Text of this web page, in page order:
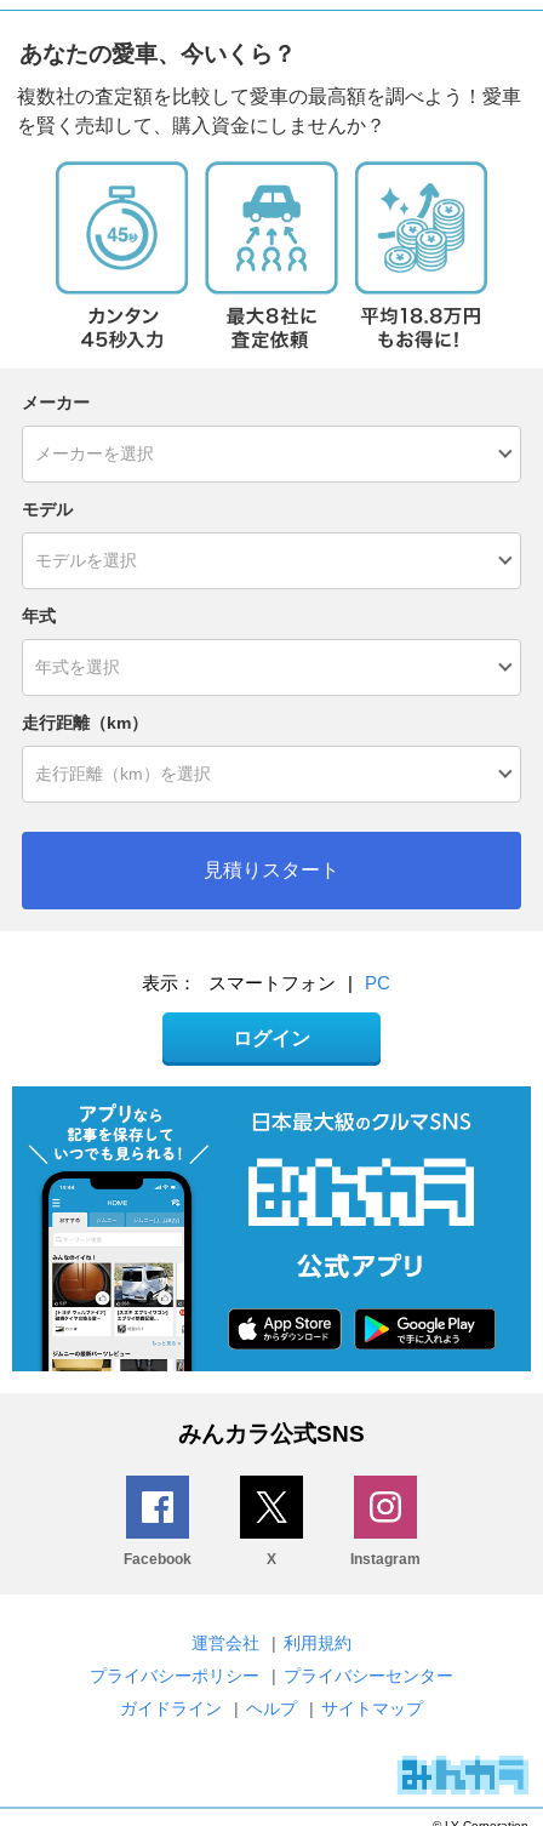
あなたの愛車、今いくら？
複数社の査定額を比較して愛車の最高額を調べよう！愛車
を賢く売却して、購入資金にしませんか？
メーカー
モデル
年式
走行距離（km）
見積りスタート
表示： スマートフォン | PC
ログイン
みんカラ公式SNS
Facebook X Instagram
運営会社 | 利用規約
プライバシーポリシー
| プライバシーセンター
ガイドライン
| ヘルプ | サイトマップ